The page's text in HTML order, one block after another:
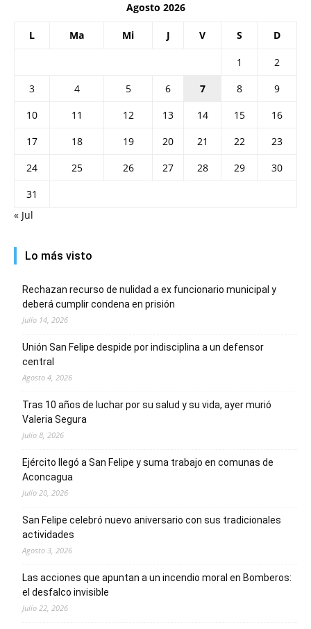
Agosto 2026
L Ma Mi J V S D
1
2
3
4 5 6 7 8
9
10
11 12 13 14 15
16
17
18 19 20 21 22
23
24
25 26 27 28 29
30
31
« Jul
Lo más visto
Rechazan recurso de nulidad a ex funcionario municipal y
deberá cumplir condena en prisión
Julio 14, 2026
Unión San Felipe despide por indisciplina a un defensor
central
Agosto 4, 2026
Tras 10 años de luchar por su salud y su vida, ayer murió
Valeria Segura
Julio 8, 2026
Ejército llegó a San Felipe y suma trabajo en comunas de
Aconcagua
Julio 20, 2026
San Felipe celebró nuevo aniversario con sus tradicionales
actividades
Agosto 3, 2026
Las acciones que apuntan a un incendio moral en Bomberos:
el desfalco invisible
Julio 22, 2026